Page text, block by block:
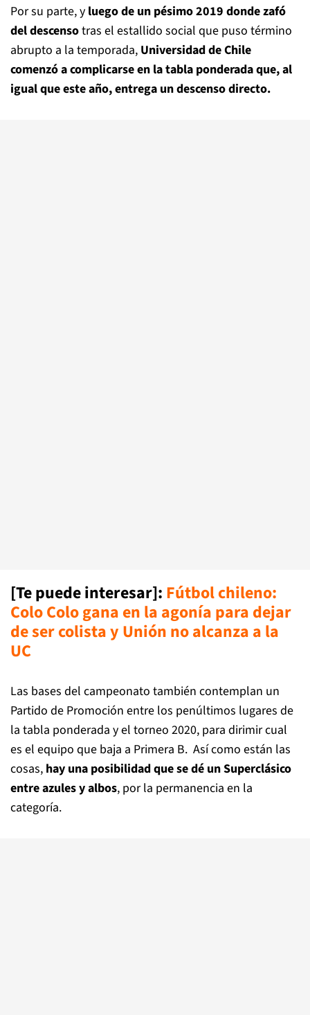
Por su parte, y luego de un pésimo 2019 donde zafó
del descensotras el estallido social que puso término
abrupto a la temporada, Universidad de Chile
comenzó a complicarse en la tabla ponderada que, al
igual que este año, entrega un descenso directo.
[Te puede interesar]: Fútbol chileno:
Colo Colo gana en la agonía para dejar
de ser colista y Unión no alcanza a la
UC
Las bases del campeonato también contemplan un
Partido de Promoción entre los penúltimos lugares de
la tabla ponderada y el torneo 2020, para dirimir cual
es el equipo que baja a Primera B. Así como están las
cosas, hay una posibilidad que se dé un Superclásico
entre azules y albos, por la permanencia en la
categoría.